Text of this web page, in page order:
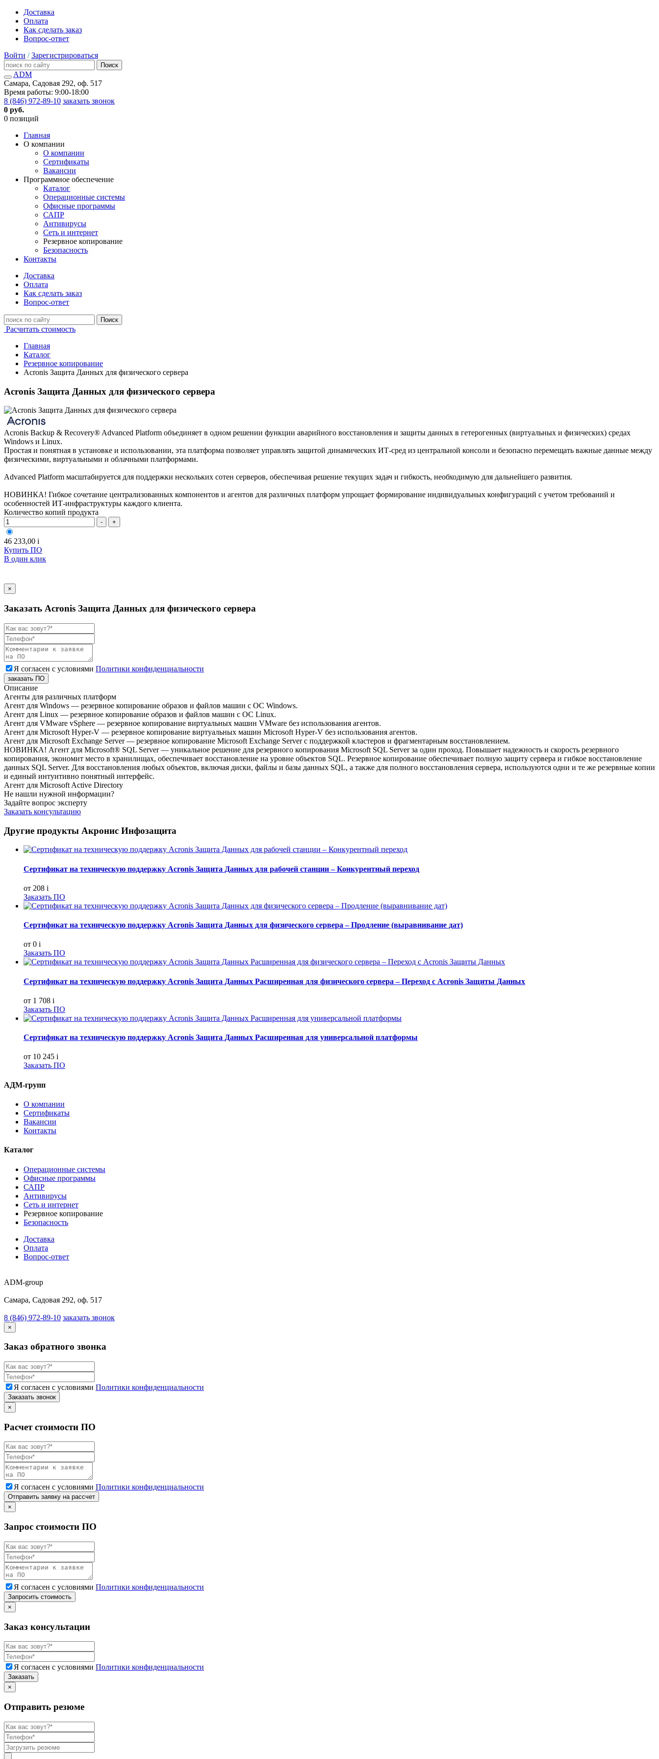
Доставка
Оплата
Как сделать заказ
Вопрос-ответ
Войти / Зарегистрироваться
Поиск
ADM
Самара, Садовая 292, оф. 517
Время работы: 9:00-18:00
8 (846) 972-89-10 заказать звонок
0 руб.
0 позиций
Главная
О компании
О компании
Сертификаты
Вакансии
Программное обеспечение
Каталог
Операционные системы
Офисные программы
САПР
Антивирусы
Сеть и интернет
Резервное копирование
Безопасность
Контакты
Доставка
Оплата
Как сделать заказ
Вопрос-ответ
Поиск
Расчитать стоимость
Главная
Каталог
Резервное копирование
Acronis Защита Данных для физического сервера
Acronis Защита Данных для физического сервера
Acronis Backup & Recovery® Advanced Platform объединяет в одном решении функции аварийного восстановления и защиты данных в гетерогенных (виртуальных и физических) средах
Windows и Linux.
Простая и понятная в установке и использовании, эта платформа позволяет управлять защитой динамических ИТ-сред из центральной консоли и безопасно перемещать важные данные между
физическими, виртуальными и облачными платформами.
Advanced Platform масштабируется для поддержки нескольких сотен серверов, обеспечивая решение текущих задач и гибкость, необходимую для дальнейшего развития.
НОВИНКА! Гибкое сочетание централизованных компонентов и агентов для различных платформ упрощает формирование индивидуальных конфигураций с учетом требований и
особенностей ИТ-инфраструктуры каждого клиента.
Количество копий продукта
- +
46 233,00 i
Купить ПО
В один клик
×
Заказать Acronis Защита Данных для физического сервера
Я согласен с условиями Политики конфиденциальности
заказать ПО
Описание
Агенты для различных платформ
Агент для Windows — резервное копирование образов и файлов машин с ОС Windows.
Агент для Linux — резервное копирование образов и файлов машин с ОС Linux.
Агент для VMware vSphere — резервное копирование виртуальных машин VMware без использования агентов.
Агент для Microsoft Hyper-V — резервное копирование виртуальных машин Microsoft Hyper-V без использования агентов.
Агент для Microsoft Exchange Server — резервное копирование Microsoft Exchange Server с поддержкой кластеров и фрагментарным восстановлением.
НОВИНКА! Агент для Microsoft® SQL Server — уникальное решение для резервного копирования Microsoft SQL Server за один проход. Повышает надежность и скорость резервного
копирования, экономит место в хранилищах, обеспечивает восстановление на уровне объектов SQL. Резервное копирование обеспечивает полную защиту сервера и гибкое восстановление
данных SQL Server. Для восстановления любых объектов, включая диски, файлы и базы данных SQL, а также для полного восстановления сервера, используются одни и те же резервные копии
и единый интуитивно понятный интерфейс.
Агент для Microsoft Active Directory
Не нашли нужной информации?
Задайте вопрос эксперту
Заказать консультацию
Другие продукты Акронис Инфозащита
Сертификат на техническую поддержку Acronis Защита Данных для рабочей станции – Конкурентный переход
от 208 i
Заказать ПО
Сертификат на техническую поддержку Acronis Защита Данных для физического сервера – Продление (выравнивание дат)
от 0 i
Заказать ПО
Сертификат на техническую поддержку Acronis Защита Данных Расширенная для физического сервера – Переход с Acronis Защиты Данных
от 1 708 i
Заказать ПО
Сертификат на техническую поддержку Acronis Защита Данных Расширенная для универсальной платформы
от 10 245 i
Заказать ПО
АДМ-групп
О компании
Сертификаты
Вакансии
Контакты
Каталог
Операционные системы
Офисные программы
САПР
Антивирусы
Сеть и интернет
Резервное копирование
Безопасность
Доставка
Оплата
Вопрос-ответ
ADM-group
Самара, Садовая 292, оф. 517
8 (846) 972-89-10 заказать звонок
×
Заказ обратного звонка
Я согласен с условиями Политики конфиденциальности
Заказать звонок
×
Расчет стоимости ПО
Я согласен с условиями Политики конфиденциальности
Отправить заявку на рассчет
×
Запрос стоимости ПО
Я согласен с условиями Политики конфиденциальности
Запросить стоимость
×
Заказ консультации
Я согласен с условиями Политики конфиденциальности
Заказать
×
Отправить резюме